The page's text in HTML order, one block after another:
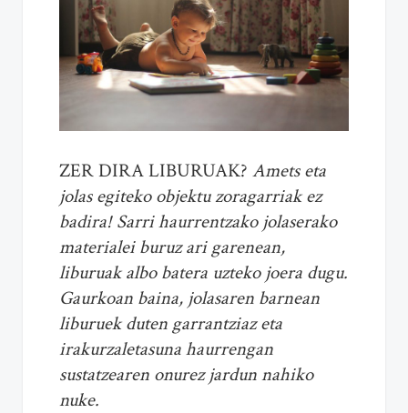
ZER DIRA LIBURUAK? Amets eta
jolas egiteko objektu zoragarriak ez
badira! Sarri haurrentzako jolaserako
materialei buruz ari garenean,
liburuak albo batera uzteko joera dugu.
Gaurkoan baina, jolasaren barnean
liburuek duten garrantziaz eta
irakurzaletasuna haurrengan
sustatzearen onurez jardun nahiko
nuke.